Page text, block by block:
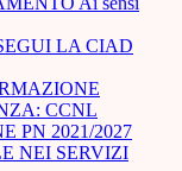
LA CIAD
CCNL
PN 2021/2027
NEI SERVIZI